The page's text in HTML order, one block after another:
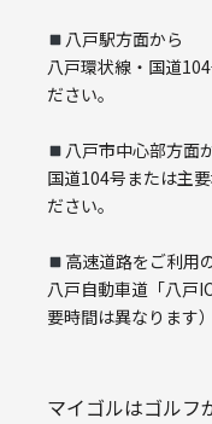
八戸駅方面から
八戸環状線・国道
ださい。
八戸市中心部方面
国道104号または主
ださい。
高速道路をご利用
八戸自動車道「八戸
要時間は異なります）
マイゴルはゴルフ